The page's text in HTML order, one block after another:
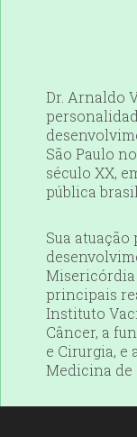
Dr. Arnaldo
São Paulo
século XX,
pública
Sua
Misericórdia
principais
Instituto
Câncer, a
e Cirurgia, e
Medicina de